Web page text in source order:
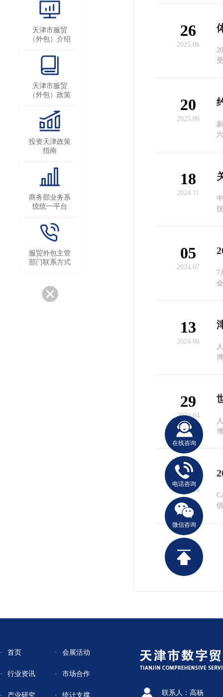
26
2025.06
20
2025.06
18
2024.11
05
2024.07
7
13
2024.06
29
2024.04
22
2024.04
首页
行业资讯
产业研究
会展活动
市场合作
统计支撑 联系人：高杨
在线咨询
电话咨询
微信咨询
天津市服贸
（外包）介绍
天津市服贸
（外包）政策
投资天津政策
指南
商务部业务系
统统一平台
服贸外包主管
部门联系方式